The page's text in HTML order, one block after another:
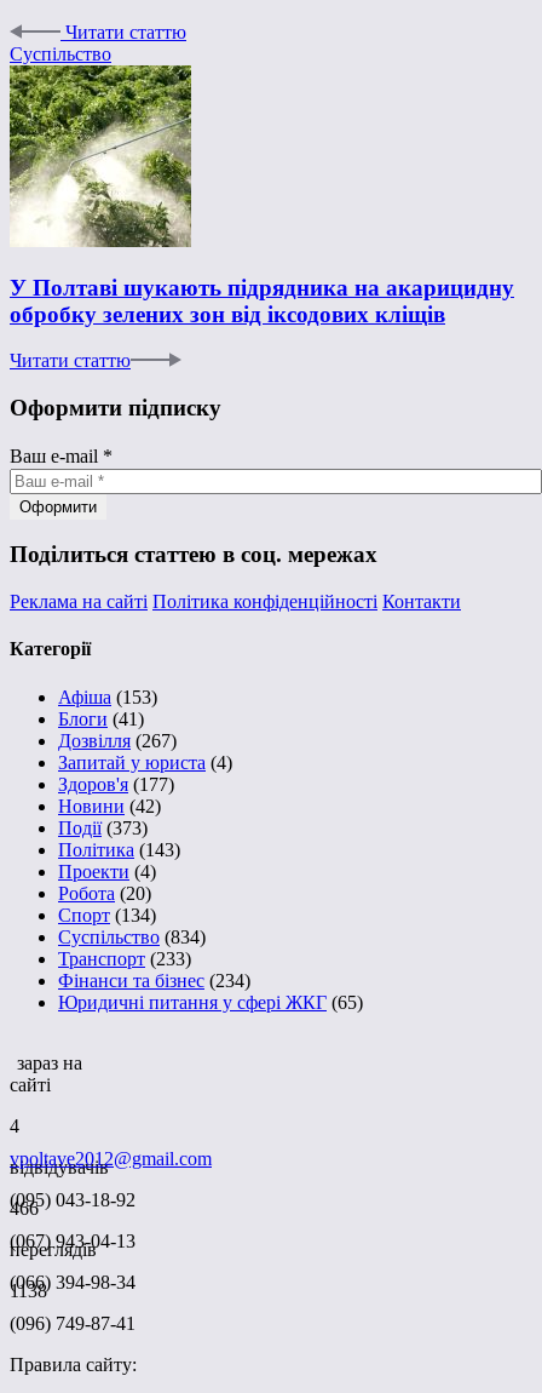
Читати статтю
Суспільство
У Полтаві шукають підрядника на акарицидну
обробку зелених зон від іксодових кліщів
Читати статтю
Оформити підписку
Ваш e-mail *
Поділиться статтею в соц. мережах
Реклама на сайті Політика конфіденційності Контакти
Категорії
Афіша (153)
Блоги (41)
Дозвілля (267)
Запитай у юриста (4)
Здоров'я (177)
Новини (42)
Події(373)
Політика (143)
Проекти (4)
Робота (20)
Спорт (134)
Суспільство (834)
Транспорт (233)
Фінанси та бізнес (234)
Юридичні питання у сфері ЖКГ (65)
зараз на
сайті
4
відвідувачів
466
переглядів
1138
vpoltave2012@gmail.com
(095) 043-18-92
(067) 943-04-13
(066) 394-98-34
(096) 749-87-41
Правила сайту: